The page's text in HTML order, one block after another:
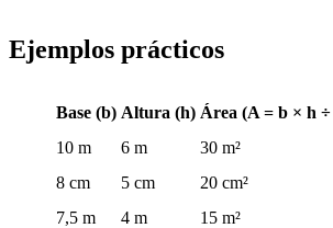
Ejemplos prácticos
Base (b) Altura (h) Área (A = b × h ÷
10 m
6 m
30 m²
8 cm
5 cm
20 cm²
7,5 m
4 m
15 m²